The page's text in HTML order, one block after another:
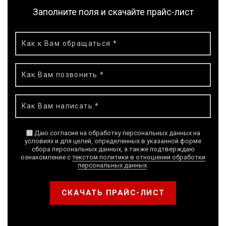
М-1-5 (15 т/ч)
Белгородская
область
Сушилка
зерновая
модульная RIR
М-1-5 (15 т/ч)
ООО
Республика
Татарстан
Сушилка
зерновая
шахтная
модульная RIR
ООО ИНТЕРЛИЗИНГ
Приморский
край
Сушилка
зерновая
шахтная
ООО
Заполните поля и скачайте прайс-лист
Даю согласие на обработку персональных данных на
условиях и для целей, определенных в указанной форме
сбора персональных данных, а также подтверждаю
ознакомление с текстом политики в отношении обработки
персональных данных.
СКАЧАТЬ ПРАЙС-ЛИСТ